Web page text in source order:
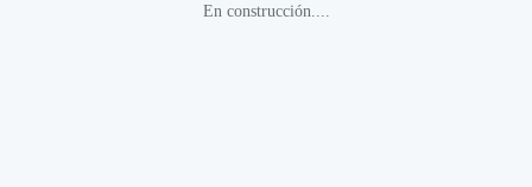
En construcción....